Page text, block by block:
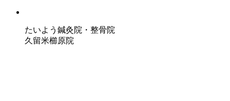
たいよう鍼灸院・整骨院
久留米櫛原院